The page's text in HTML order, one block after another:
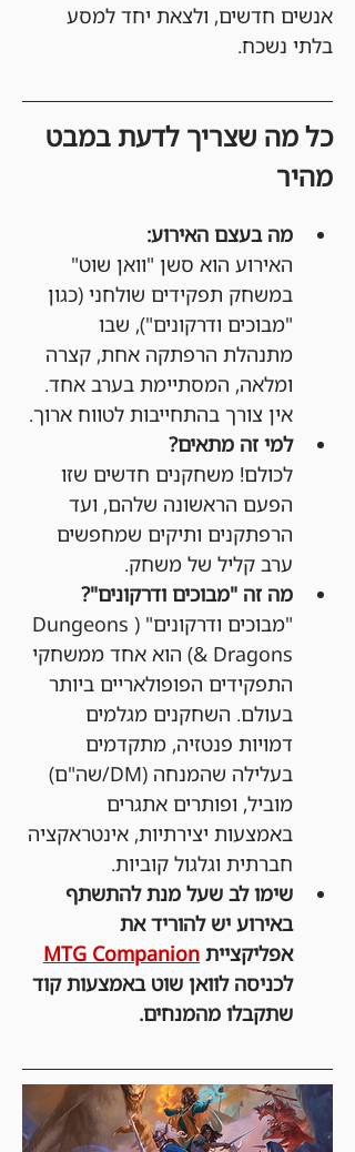
אנשים חדשים, ולצאת יחד למסע
בלתי נשכח.
כל מה שצריך לדעת במבט
מהיר
מה בעצם האירוע:
האירוע הוא סשן "וואן שוט"
במשחק תפקידים שולחני (כגון
"מבוכים ודרקונים"), שבו
מתנהלת הרפתקה אחת, קצרה
ומלאה, המסתיימת בערב אחד.
אין צורך בהתחייבות לטווח ארוך.
למי זה מתאים?
לכולם! משחקנים חדשים שזו
הפעם הראשונה שלהם, ועד
הרפתקנים ותיקים שמחפשים
ערב קליל של משחק.
מה זה "מבוכים ודרקונים"?
"מבוכים ודרקונים" (Dungeons
& Dragons) הוא אחד ממשחקי
התפקידים הפופולאריים ביותר
בעולם. השחקנים מגלמים
דמויות פנטזיה, מתקדמים
בעלילה שהמנחה (DM/שה"ם)
מוביל, ופותרים אתגרים
באמצעות יצירתיות, אינטראקציה
חברתית וגלגול קוביות.
שימו לב שעל מנת להתשתף
באירוע יש להוריד את
אפליקציית MTG Companion
לכניסה לוואן שוט באמצעות קוד
שתקבלו מהמנחים.